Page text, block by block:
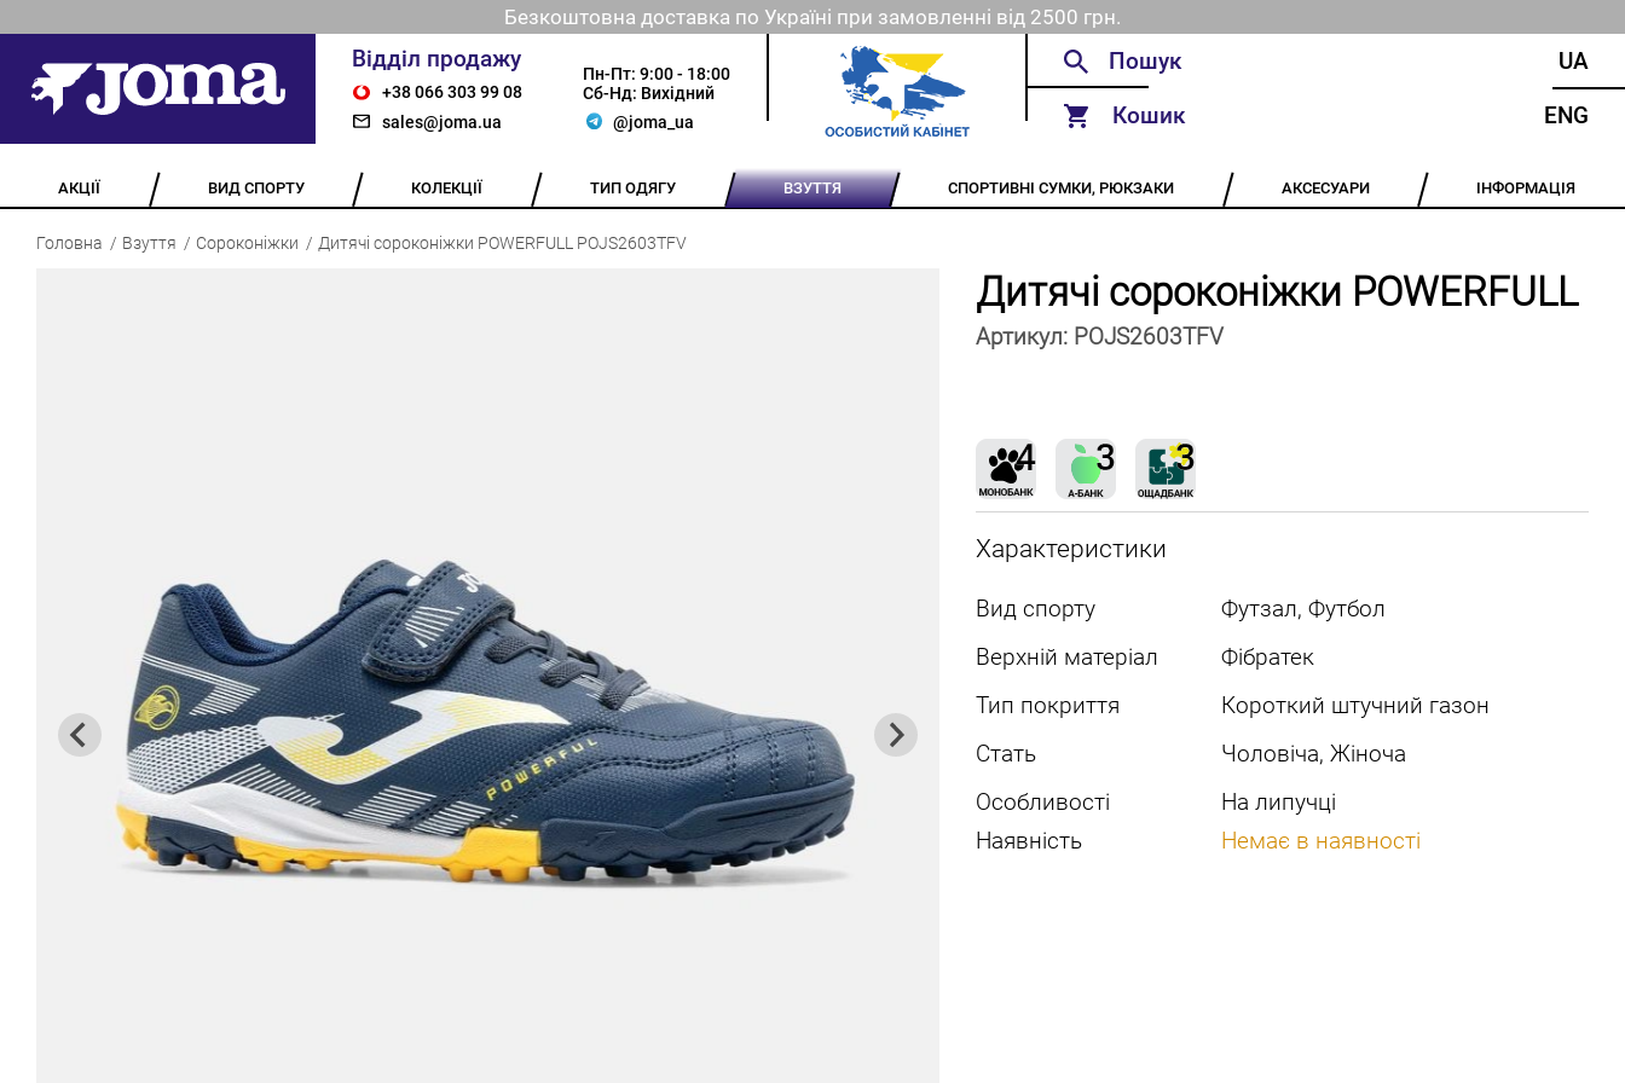
Безкоштовна доставка по Україні при замовленні від 2500 грн.
Відділ продажу
+38 066 303 99 08
sales@joma.ua
Пн-Пт: 9:00 - 18:00
Сб-Нд: Вихідний
@joma_ua
Кошик
UA
ENG
АКЦІЇ ВИД СПОРТУ КОЛЕКЦІЇ ТИП ОДЯГУ ВЗУТТЯ СПОРТИВНІ СУМКИ, РЮКЗАКИ АКСЕСУАРИ ІНФОРМАЦІЯ
Головна Взуття Сороконіжки Дитячі сороконіжки POWERFULL POJS2603TFV
Дитячі сороконіжки POWERFULL
Артикул: POJS2603TFV
Характеристики
Вид спорту
Футзал, Футбол
Верхній матеріал
Фібратек
Тип покриття
Короткий штучний газон
Стать
Чоловіча, Жіноча
Особливості
На липучці
Наявність
Немає в наявності